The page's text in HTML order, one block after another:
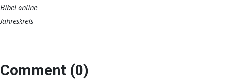
Bibel online
Jahreskreis
Comment (0)